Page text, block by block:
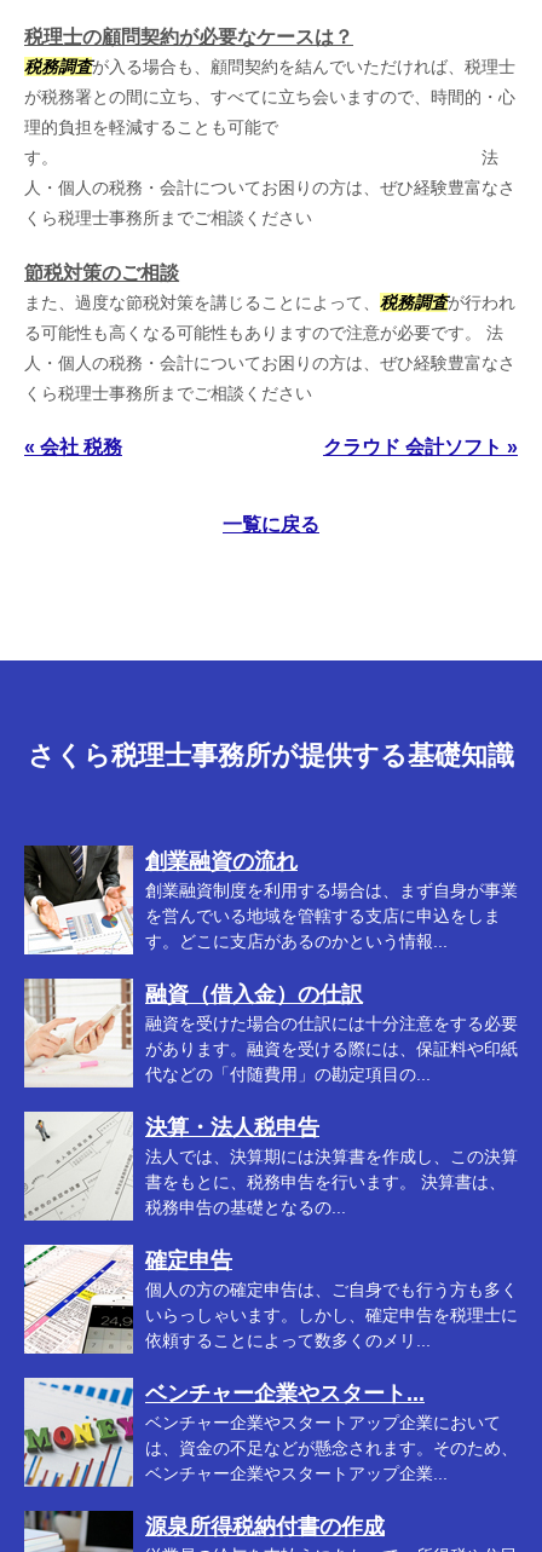
税理士の顧問契約が必要なケースは？
税務調査が入る場合も、顧問契約を結んでいただければ、税理士
が税務署との間に立ち、すべてに立ち会いますので、時間的・心
理的負担を軽減することも可能で
す。 法
人・個人の税務・会計についてお困りの方は、ぜひ経験豊富なさ
くら税理士事務所までご相談ください
節税対策のご相談
また、過度な節税対策を講じることによって、 税務調査が行われ
る可能性も高くなる可能性もありますので注意が必要です。 法
人・個人の税務・会計についてお困りの方は、ぜひ経験豊富なさ
くら税理士事務所までご相談ください
« 会社 税務 クラウド 会計ソフト »
一覧に戻る
さくら税理士事務所が提供する基礎知識
創業融資の流れ
創業融資制度を利用する場合は、まず自身が事業
を営んでいる地域を管轄する支店に申込をしま
す。どこに支店があるのかという情報...
融資（借入金）の仕訳
融資を受けた場合の仕訳には十分注意をする必要
があります。融資を受ける際には、保証料や印紙
代などの「付随費用」の勘定項目の...
決算・法人税申告
法人では、決算期には決算書を作成し、この決算
書をもとに、税務申告を行います。 決算書は、
税務申告の基礎となるの...
確定申告
個人の方の確定申告は、ご自身でも行う方も多く
いらっしゃいます。しかし、確定申告を税理士に
依頼することによって数多くのメリ...
ベンチャー企業やスタート...
ベンチャー企業やスタートアップ企業において
は、資金の不足などが懸念されます。そのため、
ベンチャー企業やスタートアップ企業...
源泉所得税納付書の作成